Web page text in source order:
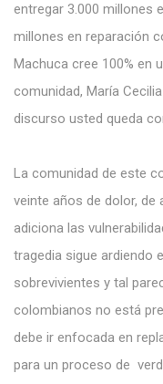
entregar 3.000 millones
millones en reparación
Machuca cree 100% en
comunidad, María
discurso usted queda
La comunidad de este
veinte años de dolor,
adiciona las
tragedia sigue ardiendo
sobrevivientes y tal
colombianos no está
debe ir enfocada en
para un proceso de